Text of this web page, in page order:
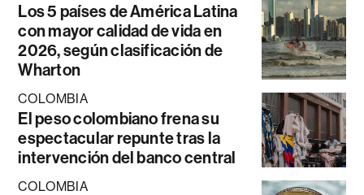
Los 5 países de América Latina
con mayor calidad de vida en
2026, según clasificación de
Wharton
COLOMBIA
El peso colombiano frena su
espectacular repunte tras la
intervención del banco central
COLOMBIA